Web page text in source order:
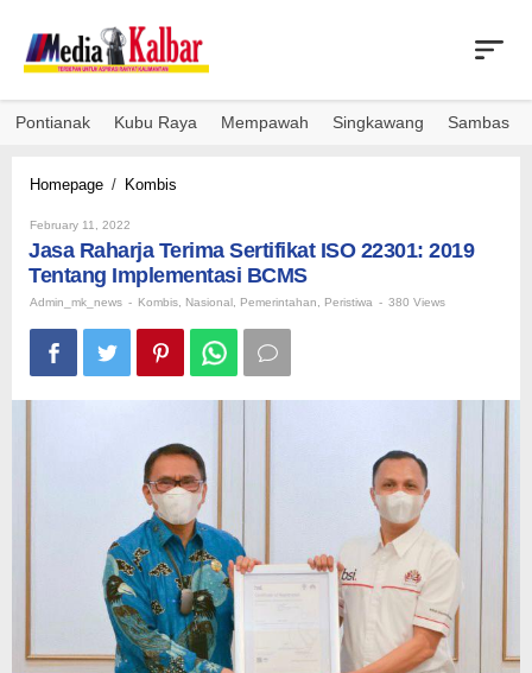
content
Pontianak Kubu Raya Mempawah Singkawang Sambas
Homepage / Kombis
Sertifikat
ISO
2019
Tentang
Implementasi
BCMS
February 11, 2022
Jasa Raharja Terima Sertifikat ISO 22301: 2019
Tentang Implementasi BCMS
Admin_mk_news - Kombis Nasional Pemerintahan Peristiwa - 380 Views